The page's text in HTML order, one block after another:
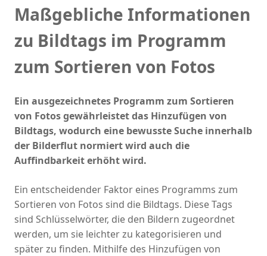
Maßgebliche Informationen
zu Bildtags im Programm
zum Sortieren von Fotos
Ein ausgezeichnetes Programm zum Sortieren
von Fotos gewährleistet das Hinzufügen von
Bildtags, wodurch eine bewusste Suche innerhalb
der Bilderflut normiert wird auch die
Auffindbarkeit erhöht wird.
Ein entscheidender Faktor eines Programms zum
Sortieren von Fotos sind die Bildtags. Diese Tags
sind Schlüsselwörter, die den Bildern zugeordnet
werden, um sie leichter zu kategorisieren und
später zu finden. Mithilfe des Hinzufügen von